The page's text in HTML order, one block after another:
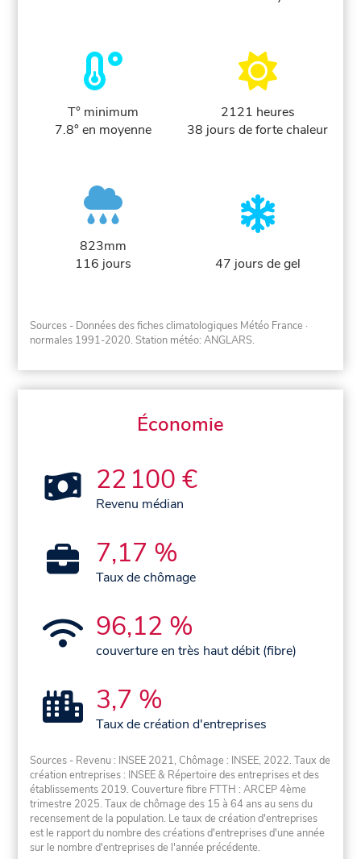
T° minimum
7.8° en moyenne
2121 heures
38 jours de forte chaleur
823mm
116 jours
47 jours de gel
Sources - Données des fiches climatologiques Météo France ·
normales 1991-2020. Station météo: ANGLARS.
Économie
22 100 €
Revenu médian
7,17 %
Taux de chômage
96,12 %
couverture en très haut débit (fibre)
3,7 %
Taux de création d'entreprises
Sources - Revenu : INSEE 2021, Chômage : INSEE, 2022. Taux de
création entreprises : INSEE & Répertoire des entreprises et des
établissements 2019. Couverture fibre FTTH : ARCEP 4ème
trimestre 2025. Taux de chômage des 15 à 64 ans au sens du
recensement de la population. Le taux de création d'entreprises
est le rapport du nombre des créations d'entreprises d'une année
sur le nombre d'entreprises de l'année précédente.